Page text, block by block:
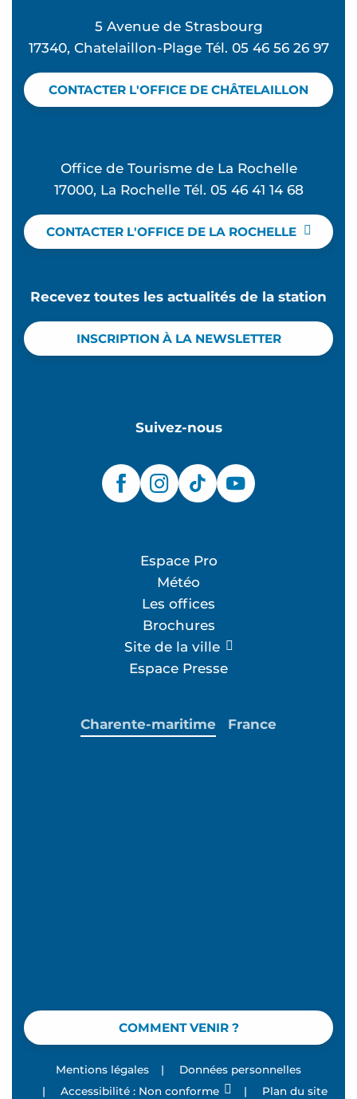
5 Avenue de Strasbourg
17340, Chatelaillon-Plage Tél. 05 46 56 26 97
CONTACTER L'OFFICE DE CHÂTELAILLON
Office de Tourisme de La Rochelle
17000, La Rochelle Tél. 05 46 41 14 68
CONTACTER L'OFFICE DE LA ROCHELLE
Recevez toutes les actualités de la station
INSCRIPTION À LA NEWSLETTER
Suivez-nous
Espace Pro
Météo
Les offices
Brochures
Site de la ville
Espace Presse
COMMENT VENIR ?
Charente-maritime France
Mentions légales |
Données personnelles
|
Accessibilité : Non conforme | Plan du site